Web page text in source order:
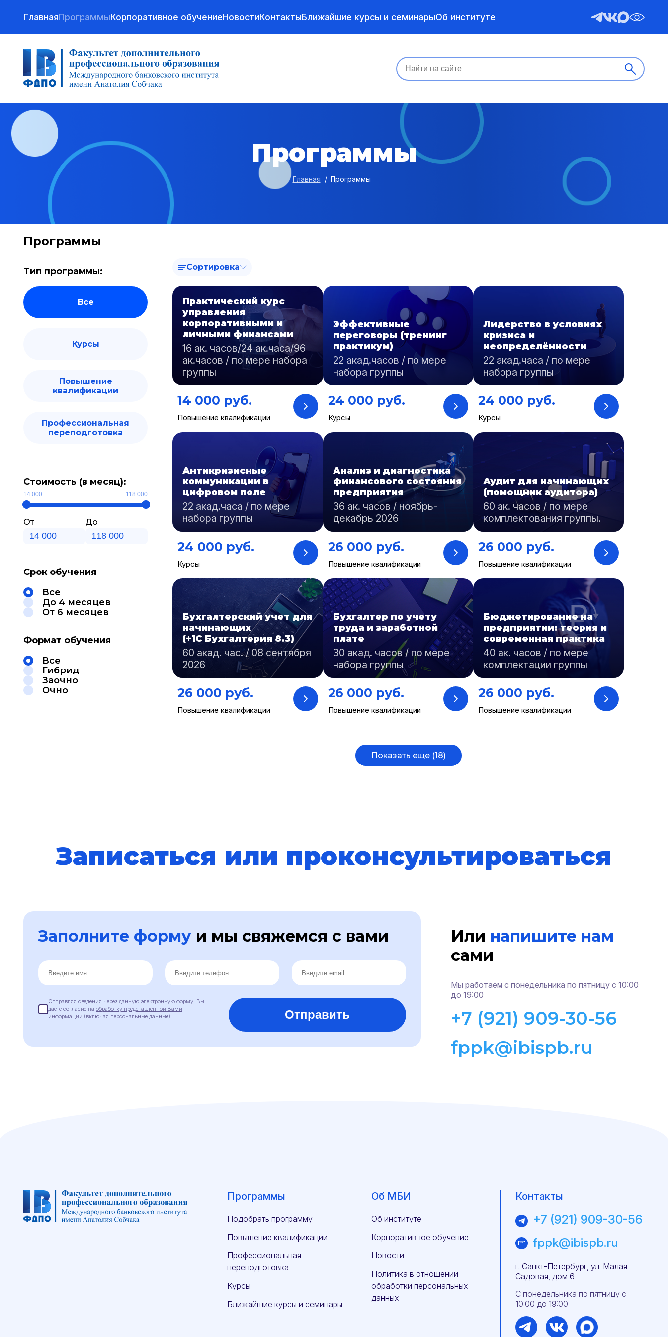
ГлавнаяПрограммыКорпоративное обучениеНовостиКонтактыБлижайшие курсы и семинарыОб институте
Программы
Главная Программы
Программы
Тип программы:
Все
Курсы
Повышение
квалификации
Профессиональная
переподготовка
Стоимость (в месяц):
14 000 118 000
От До
Срок обучения
Все
До 4 месяцев
От 6 месяцев
Формат обучения
Все
Гибрид
Заочно
Очно
Сортировка
Практический курс
управления
корпоративными и
личными финансами
16 ак. часов/24 ак.часа/96
ак.часов / по мере набора
группы
14 000 руб.
Повышение квалификации
Эффективные
переговоры (тренинг
практикум)
22 акад.часов / по мере
набора группы
24 000 руб.
Курсы
Лидерство в условиях
кризиса и
неопределённости
22 акад.часа / по мере
набора группы
24 000 руб.
Курсы
Антикризисные
коммуникации в
цифровом поле
22 акад.часа / по мере
набора группы
24 000 руб.
Курсы
Анализ и диагностика
финансового состояния
предприятия
36 ак. часов / ноябрь-
декабрь 2026
26 000 руб.
Повышение квалификации
Аудит для начинающих
(помощник аудитора)
60 ак. часов / по мере
комплектования группы.
26 000 руб.
Повышение квалификации
Бухгалтерский учет для
начинающих
(+1C Бухгалтерия 8.3)
60 акад. час. / 08 сентября
2026
26 000 руб.
Повышение квалификации
Бухгалтер по учету
труда и заработной
плате
30 акад. часов / по мере
набора группы
26 000 руб.
Повышение квалификации
Бюджетирование на
предприятии: теория и
современная практика
40 ак. часов / по мере
комплектации группы
26 000 руб.
Повышение квалификации
Показать еще (18)
Записаться или проконсультироваться
Заполните форму и мы свяжемся с вами
Отправляя сведения через данную электронную форму, Вы
даете согласие на обработку представленной Вами
информации (включая персональные данные).
Или напишите нам
сами
Мы работаем с понедельника по пятницу с 10:00
до 19:00
+7 (921) 909-30-56
fppk@ibispb.ru
Программы
Подобрать программу
Повышение квалификации
Профессиональная
переподготовка
Курсы
Ближайшие курсы и семинары
Об МБИ
Об институте
Корпоративное обучение
Новости
Политика в отношении
обработки персональных
данных
Контакты
+7 (921) 909-30-56
fppk@ibispb.ru
г. Санкт-Петербург, ул. Малая
Садовая, дом 6
С понедельника по пятницу с
10:00 до 19:00